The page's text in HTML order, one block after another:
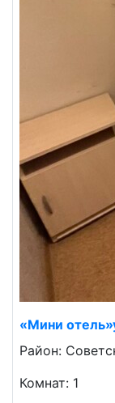
«Мини
Район:
Комнат: 1